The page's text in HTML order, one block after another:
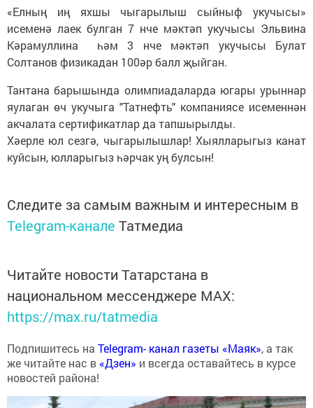
«Елның иң яхшы чыгарылыш сыйныф укучысы»
исеменә лаек булган 7 нче мәктәп укучысы Эльвина
Кәрамуллина һәм 3 нче мәктәп укучысы Булат
Солтанов физикадан 100әр балл җыйган.
Тантана барышында олимпиадаларда югары урыннар
яулаган өч укучыга "Татнефть" компаниясе исеменнән
акчалата сертификатлар да тапшырылды.
Хәерле юл сезгә, чыгарылышлар! Хыялларыгыз канат
куйсын, юлларыгыз һәрчак уң булсын!
Следите за самым важным и интересным в
Telegram-канале Татмедиа
Читайте новости Татарстана в
национальном мессенджере MАХ:
https://max.ru/tatmedia
Подпишитесь на Telegram- канал газеты «Маяк», а так
же читайте нас в «Дзен» и всегда оставайтесь в курсе
новостей района!